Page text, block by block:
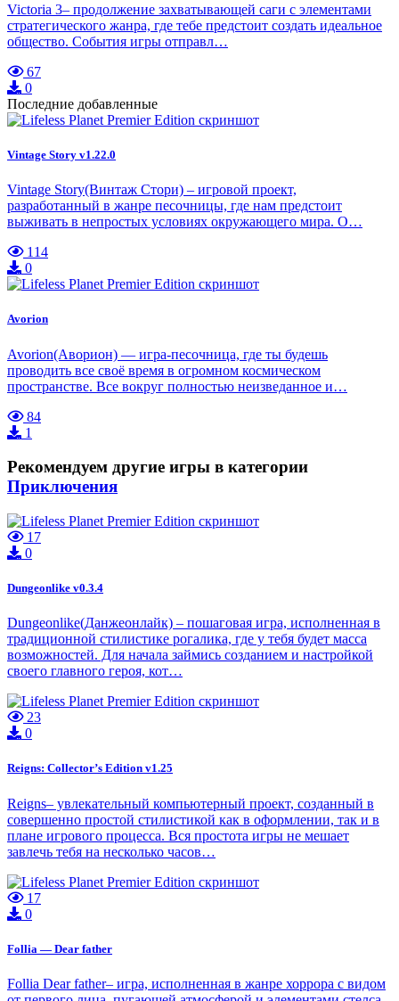
Victoria 3– продолжение захватывающей саги с элементами
стратегического жанра, где тебе предстоит создать идеальное
общество. События игры отправл…
67
0
Последние добавленные
Vintage Story v1.22.0
Vintage Story(Винтаж Стори) – игровой проект,
разработанный в жанре песочницы, где нам предстоит
выживать в непростых условиях окружающего мира. О…
114
0
Avorion
Avorion(Аворион) — игра-песочница, где ты будешь
проводить все своё время в огромном космическом
пространстве. Все вокруг полностью неизведанное и…
84
1
Рекомендуем другие игры в категории
Приключения
17
0
Dungeonlike v0.3.4
Dungeonlike(Данжеонлайк) – пошаговая игра, исполненная в
традиционной стилистике рогалика, где у тебя будет масса
возможностей. Для начала займись созданием и настройкой
своего главного героя, кот…
23
0
Reigns: Collector’s Edition v1.25
Reigns– увлекательный компьютерный проект, созданный в
совершенно простой стилистикой как в оформлении, так и в
плане игрового процесса. Вся простота игры не мешает
завлечь тебя на несколько часов…
17
0
Follia — Dear father
Follia Dear father– игра, исполненная в жанре хоррора с видом